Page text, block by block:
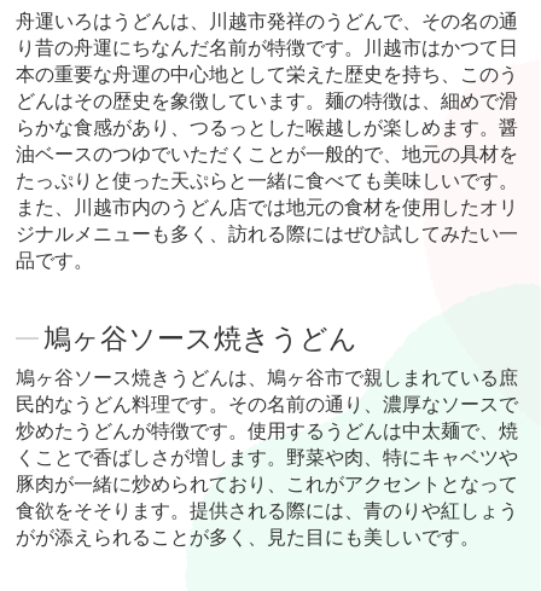
舟運いろはうどんは、川越市発祥のうどんで、その名の通
り昔の舟運にちなんだ名前が特徴です。川越市はかつて日
本の重要な舟運の中心地として栄えた歴史を持ち、このう
どんはその歴史を象徴しています。麺の特徴は、細めで滑
らかな食感があり、つるっとした喉越しが楽しめます。醤
油ベースのつゆでいただくことが一般的で、地元の具材を
たっぷりと使った天ぷらと一緒に食べても美味しいです。
また、川越市内のうどん店では地元の食材を使用したオリ
ジナルメニューも多く、訪れる際にはぜひ試してみたい一
品です。
鳩ヶ谷ソース焼きうどん
鳩ヶ谷ソース焼きうどんは、鳩ヶ谷市で親しまれている庶
民的なうどん料理です。その名前の通り、濃厚なソースで
炒めたうどんが特徴です。使用するうどんは中太麺で、焼
くことで香ばしさが増します。野菜や肉、特にキャベツや
豚肉が一緒に炒められており、これがアクセントとなって
食欲をそそります。提供される際には、青のりや紅しょう
がが添えられることが多く、見た目にも美しいです。